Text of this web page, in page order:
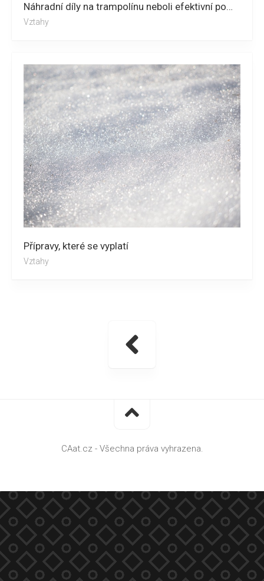
Náhradní díly na trampolínu neboli efektivní pomoc
Vztahy
Přípravy, které se vyplatí
Vztahy
CAat.cz - Všechna práva vyhrazena.